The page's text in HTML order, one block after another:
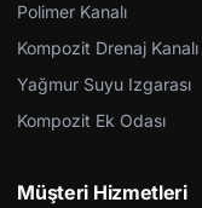
Polimer Kanalı
Kompozit Drenaj Kanalı
Yağmur Suyu Izgarası
Kompozit Ek Odası
Müşteri Hizmetleri